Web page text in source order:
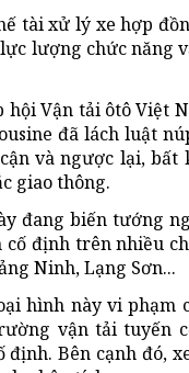
tài xử lý xe hợp
lượng chức năng
Vận tải ôtô Việt
đã lách luật
và ngược lại,
giao thông.
đang biến tướng
định trên nhiều
Ninh, Lạng Sơn...
hình này vi phạm
vận tải tuyến
Bên cạnh đó,